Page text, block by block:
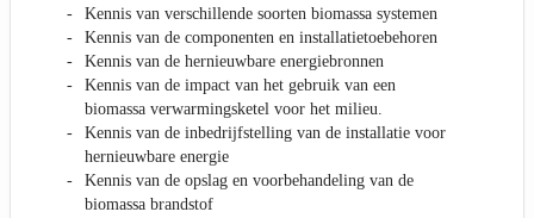
Kennis van verschillende soorten biomassa systemen
Kennis van de componenten en installatietoebehoren
Kennis van de hernieuwbare energiebronnen
Kennis van de impact van het gebruik van een
biomassa verwarmingsketel voor het milieu.
Kennis van de inbedrijfstelling van de installatie voor
hernieuwbare energie
Kennis van de opslag en voorbehandeling van de
biomassa brandstof